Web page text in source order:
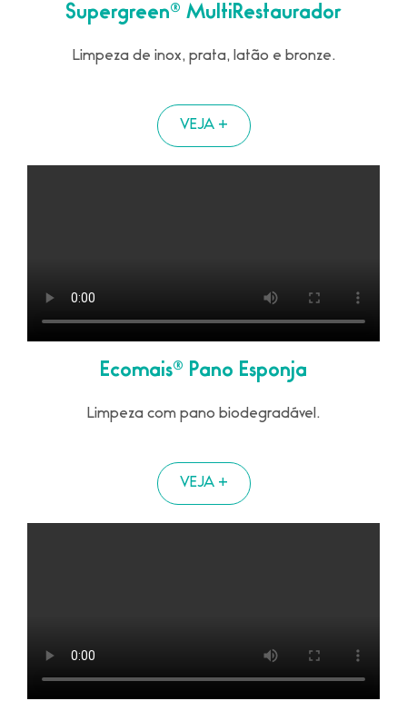
Supergreen® MultiRestaurador
Limpeza de inox, prata, latão e bronze.
VEJA +
Ecomais® Pano Esponja
Limpeza com pano biodegradável.
VEJA +